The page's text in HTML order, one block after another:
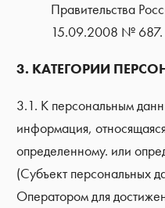
Правительства
15.09.2008 № 687.
3. КАТЕГОРИИ
3.1. К персональным
информация,
определенному. или
(Субъект персональных
Оператором для